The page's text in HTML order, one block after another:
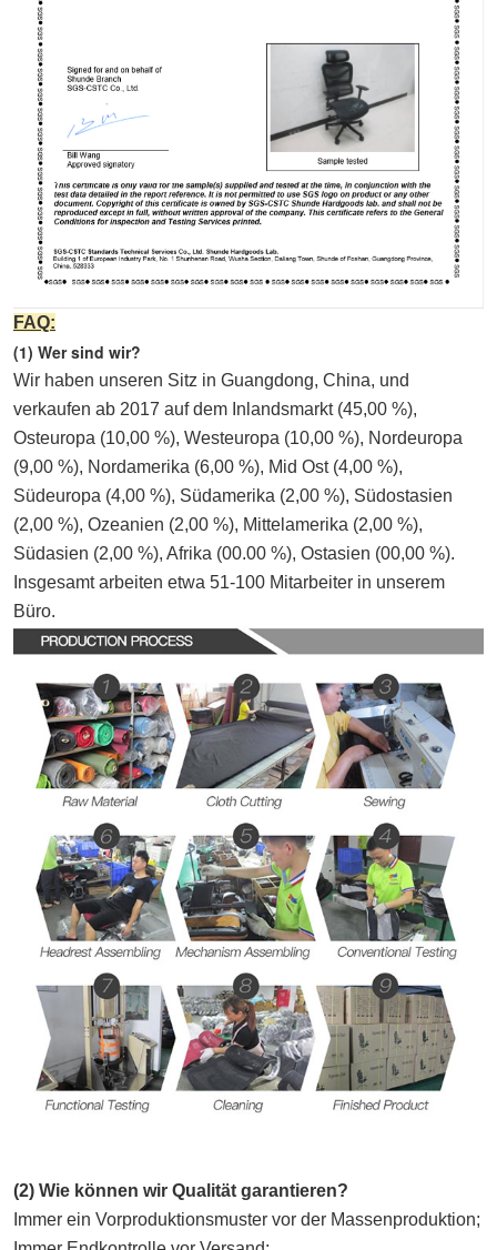
FAQ:
(1) Wer sind wir?
Wir haben unseren Sitz in Guangdong, China, und
verkaufen ab 2017 auf dem Inlandsmarkt (45,00 %),
Osteuropa (10,00 %), Westeuropa (10,00 %), Nordeuropa
(9,00 %), Nordamerika (6,00 %), Mid Ost (4,00 %),
Südeuropa (4,00 %), Südamerika (2,00 %), Südostasien
(2,00 %), Ozeanien (2,00 %), Mittelamerika (2,00 %),
Südasien (2,00 %), Afrika (00.00 %), Ostasien (00,00 %).
Insgesamt arbeiten etwa 51-100 Mitarbeiter in unserem
Büro.
(2) Wie können wir Qualität garantieren?
Immer ein Vorproduktionsmuster vor der Massenproduktion;